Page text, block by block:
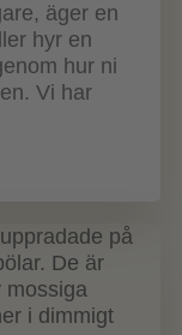
äger en
hyr en
hur ni
Vi har